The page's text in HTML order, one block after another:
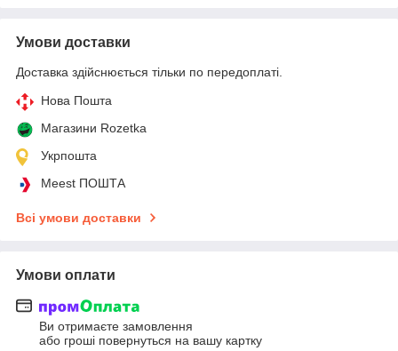
Умови доставки
Доставка здійснюється тільки по передоплаті.
Нова Пошта
Магазини Rozetka
Укрпошта
Meest ПОШТА
Всі умови доставки
Умови оплати
Ви отримаєте замовлення
або гроші повернуться на вашу картку